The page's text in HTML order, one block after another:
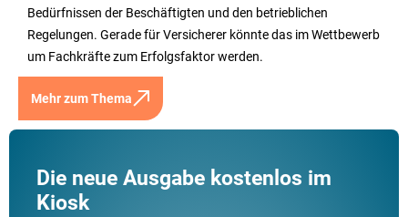
Bedürfnissen der Beschäftigten und den betrieblichen
Regelungen. Gerade für Versicherer könnte das im Wettbewerb
um Fachkräfte zum Erfolgsfaktor werden.
Mehr zum Thema
Die neue Ausgabe kostenlos im
Kiosk